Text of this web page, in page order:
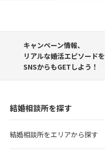
キャンペーン情報、
リアルな婚活エピソードを
SNSからもGETしよう！
結婚相談所を探す
結婚相談所をエリアから探す